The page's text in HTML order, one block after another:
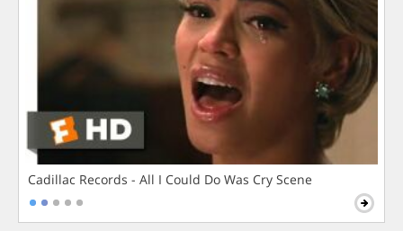
Cadillac Records - All I Could Do Was Cry Scene